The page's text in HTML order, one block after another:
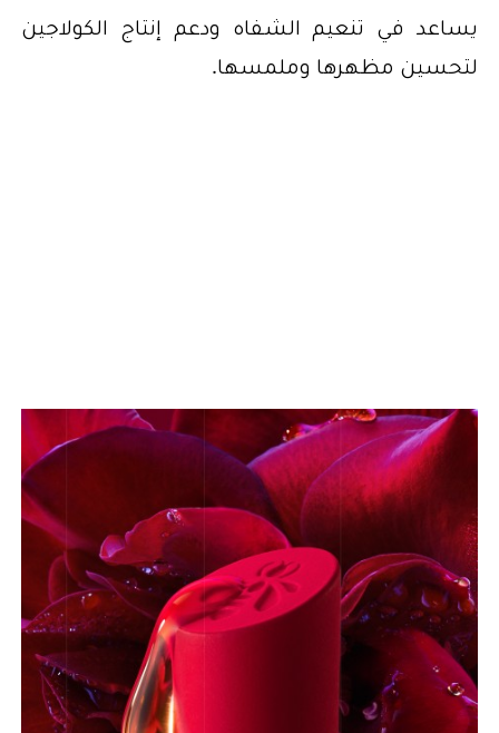
يساعد في تنعيم الشفاه ودعم إنتاج الكولاجين
لتحسين مظهرها وملمسها.